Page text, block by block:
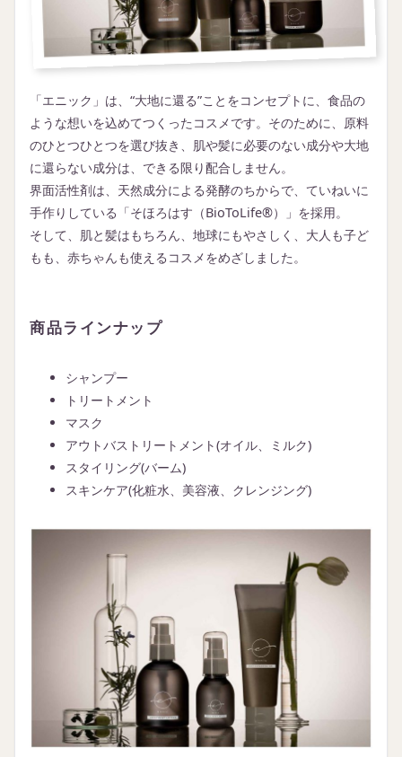
「エニック」は、“大地に還る”ことをコンセプトに、食品の
ような想いを込めてつくったコスメです。そのために、原料
のひとつひとつを選び抜き、肌や髪に必要のない成分や大地
に還らない成分は、できる限り配合しません。
界面活性剤は、天然成分による発酵のちからで、ていねいに
手作りしている「そほろはす（BioToLife®）」を採用。
そして、肌と髪はもちろん、地球にもやさしく、大人も子ど
もも、赤ちゃんも使えるコスメをめざしました。
商品ラインナップ
シャンプー
トリートメント
マスク
アウトバストリートメント(オイル、ミルク)
スタイリング(バーム)
スキンケア(化粧水、美容液、クレンジング)